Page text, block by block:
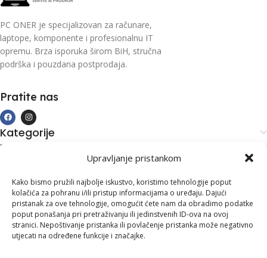
Upravljanje pristankom
Kako bismo pružili najbolje iskustvo, koristimo tehnologije poput
kolačića za pohranu i/ili pristup informacijama o uređaju. Dajući
pristanak za ove tehnologije, omogućit ćete nam da obradimo podatke
poput ponašanja pri pretraživanju ili jedinstvenih ID-ova na ovoj
stranici. Nepoštivanje pristanka ili povlačenje pristanka može negativno
utjecati na određene funkcije i značajke.
PC ONER je specijalizovan za računare,
laptope, komponente i profesionalnu IT
opremu. Brza isporuka širom BiH, stručna
podrška i pouzdana postprodaja.
Pratite nas
Kategorije
Kupovina i podrška
Kontakt informacije
Branilaca Bosne, 75 300 Lukavac
+387 35 555 999
info@pconer.ba